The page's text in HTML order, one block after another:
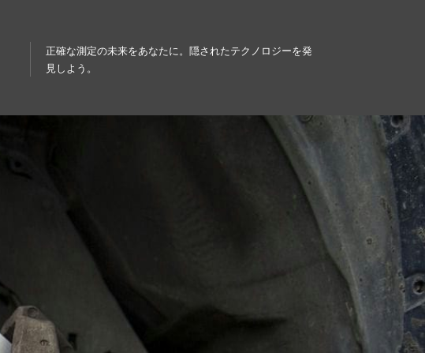
正確な測定の未来をあなたに。隠されたテクノロジーを発
見しよう。